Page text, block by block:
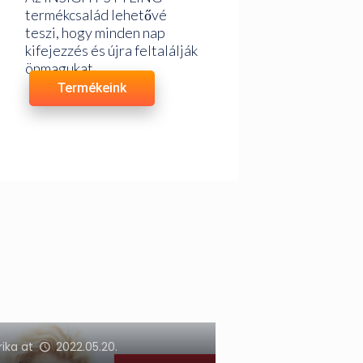
termékcsalád lehetővé
teszi, hogy minden nap
kifejezzés és újra feltalálják
önmagukat
Termékeink
at 2022.05.20.